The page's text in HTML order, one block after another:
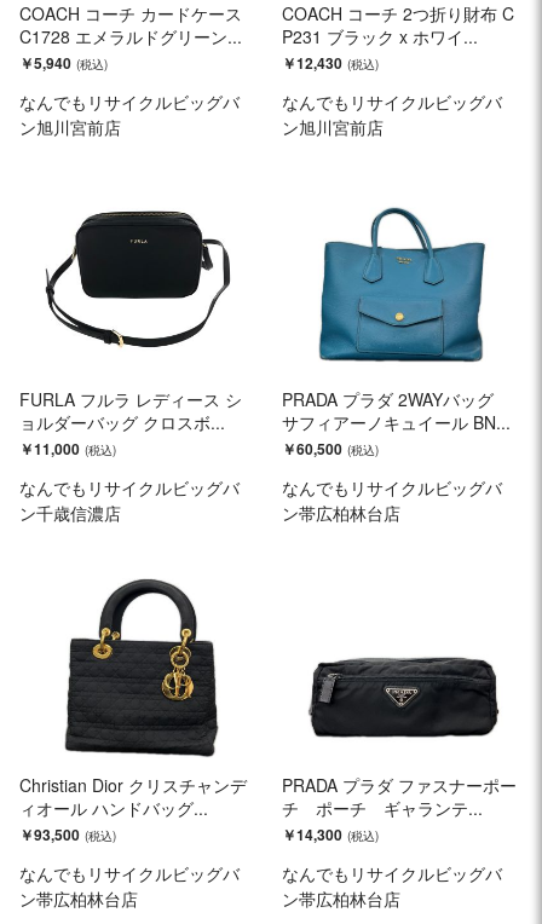
COACH コーチ カードケース
C1728 エメラルドグリーン...
￥5,940
なんでもリサイクルビッグバ
ン旭川宮前店
COACH コーチ 2つ折り財布 C
P231 ブラック x ホワイ...
￥12,430
なんでもリサイクルビッグバ
ン旭川宮前店
FURLA フルラ レディース シ
ョルダーバッグ クロスボ...
￥11,000
なんでもリサイクルビッグバ
ン千歳信濃店
PRADA プラダ 2WAYバッグ
サフィアーノキュイール BN...
￥60,500
なんでもリサイクルビッグバ
ン帯広柏林台店
Christian Dior クリスチャンデ
ィオール ハンドバッグ...
￥93,500
なんでもリサイクルビッグバ
ン帯広柏林台店
PRADA プラダ ファスナーポー
チ ポーチ ギャランテ...
￥14,300
なんでもリサイクルビッグバ
ン帯広柏林台店